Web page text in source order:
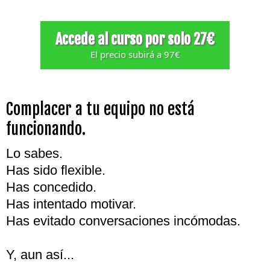
Accede al curso por solo 27€
El precio subirá a 97€
Complacer a tu equipo no está
funcionando.
Lo sabes.
Has sido flexible.
Has concedido.
Has intentado motivar.
Has evitado conversaciones incómodas.
Y, aun así...